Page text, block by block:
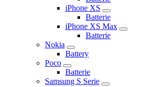
iPhone XS
Batterie
iPhone XS Max
Batterie
Nokia
Battery
Poco
Batterie
Samsung S Serie